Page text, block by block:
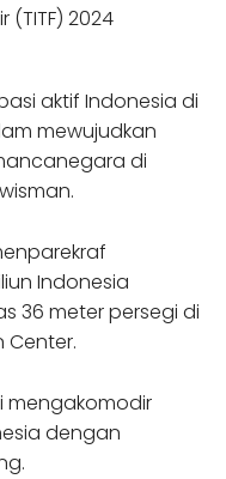
aktif Indonesia di
mewujudkan
di
Indonesia
36 meter persegi di
Center.
mengakomodir
dengan